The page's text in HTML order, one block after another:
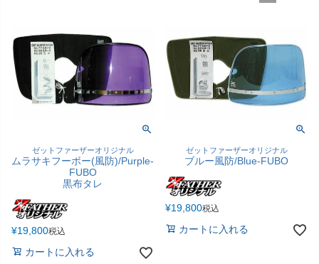
ゼットファーザーオリジナル
ムラサキフーボー(風防)/Purple-
FUBO
黒布タレ
¥19,800税込
カートに入れる
ゼットファーザーオリジナル
ブルー風防/Blue-FUBO
¥19,800税込
カートに入れる